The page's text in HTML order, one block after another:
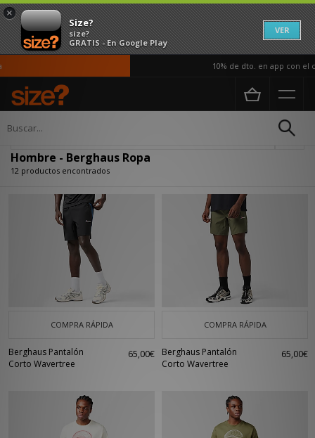
×
Size?
size?
GRATIS - En Google Play
VER
10% de dto. en app con el
Página principal
Hombre - Berghaus Ropa
12 productos encontrados
COMPRA RÁPIDA
Berghaus Pantalón
Corto Wavertree
65,00€
COMPRA RÁPIDA
Berghaus Pantalón
Corto Wavertree
65,00€